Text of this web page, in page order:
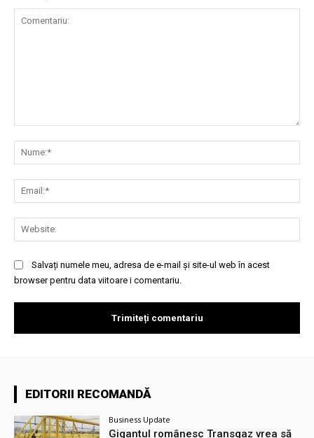
Salvați numele meu, adresa de e-mail și site-ul web în acest
browser pentru data viitoare i comentariu.
EDITORII RECOMANDĂ
Business Update
Gigantul românesc Transgaz vrea să